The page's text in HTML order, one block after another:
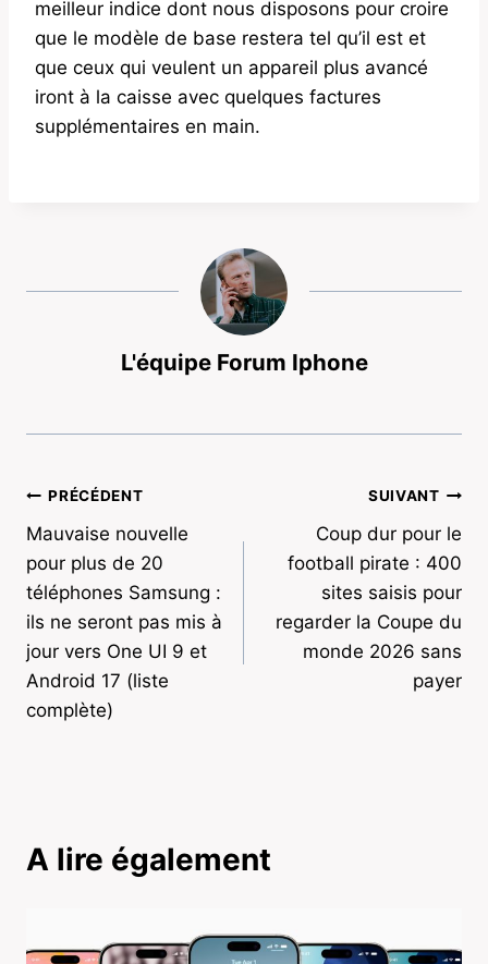
meilleur indice dont nous disposons pour croire
que le modèle de base restera tel qu’il est et
que ceux qui veulent un appareil plus avancé
iront à la caisse avec quelques factures
supplémentaires en main.
L'équipe Forum Iphone
Navigation
de
l’article
PRÉCÉDENT
Mauvaise nouvelle
pour plus de 20
téléphones Samsung :
ils ne seront pas mis à
jour vers One UI 9 et
Android 17 (liste
complète)
SUIVANT
Coup dur pour le
football pirate : 400
sites saisis pour
regarder la Coupe du
monde 2026 sans
payer
A lire également